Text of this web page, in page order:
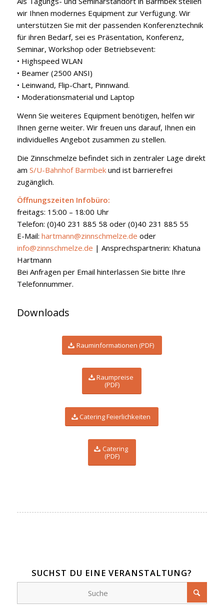
wir Ihnen modernes Equipment zur Verfügung. Wir
unterstützen Sie mit der passenden Konferenztechnik
für ihren Bedarf, sei es Präsentation, Konferenz,
Seminar, Workshop oder Betriebsevent:
• Highspeed WLAN
• Beamer (2500 ANSI)
• Leinwand, Flip-Chart, Pinnwand.
• Moderationsmaterial und Laptop
Wenn Sie weiteres Equipment benötigen, helfen wir
Ihnen gerne weiter. Wir freuen uns darauf, Ihnen ein
individuelles Angebot zusammen zu stellen.
Die Zinnschmelze befindet sich in zentraler Lage direkt
am S/U-Bahnhof Barmbekund ist barrierefrei
zugänglich.
Öffnungszeiten Infobüro:
freitags: 15:00 – 18:00 Uhr
Telefon: (0)40 231 885 58 oder (0)40 231 885 55
E-Mail: hartmann@zinnschmelze.de oder
info@zinnschmelze.de | Ansprechspartnerin: Khatuna
Hartmann
Bei Anfragen per Email hinterlassen Sie bitte Ihre
Telefonnummer.
Downloads
Rauminformationen (PDF)
Raumpreise
(PDF)
Catering Feierlichkeiten
Catering
(PDF)
SUCHST DU EINE VERANSTALTUNG?